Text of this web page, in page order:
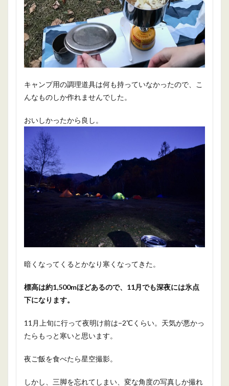
キャンプ用の調理道具は何も持っていなかったので、こ
んなものしか作れませんでした。
おいしかったから良し。
暗くなってくるとかなり寒くなってきた。
標高は約1,500mほどあるので、11月でも深夜には氷点
下になります。
11月上旬に行って夜明け前は−2℃くらい。天気が悪かっ
たらもっと寒いと思います。
夜ご飯を食べたら星空撮影。
しかし、三脚を忘れてしまい、変な角度の写真しか撮れ